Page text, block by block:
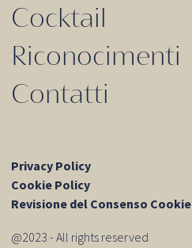
Cocktail
Riconocimenti
Contatti
Privacy Policy
Cookie Policy
Revisione del Consenso Cookie
@2023 - All rights reserved